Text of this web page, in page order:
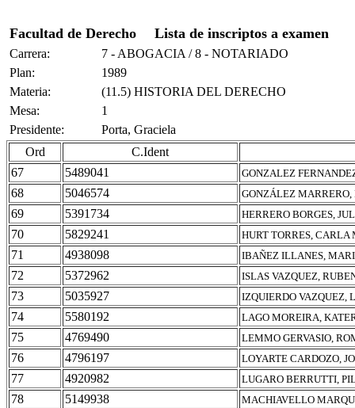
Facultad de Derecho Lista de inscriptos a examen
Carrera:
7 - ABOGACIA / 8 - NOTARIADO
Plan:
1989
Materia:
(11.5) HISTORIA DEL DERECHO
Mesa:
1
Presidente:
Porta, Graciela
Ord
C.Ident
67
5489041 GONZALEZ
68 5046574 GONZÁLEZ
69 5391734 HERRERO BORGES,
70 5829241 HURT TORRES, CARLA
71 4938098 IBAÑEZ ILLANES,
72 5372962 ISLAS VAZQUEZ,
73 5035927 IZQUIERDO VAZQUEZ,
74 5580192 LAGO MOREIRA,
75 4769490 LEMMO GERVASIO,
76 4796197 LOYARTE CARDOZO,
77 4920982 LUGARO BERRUTTI,
78 5149938 MACHIAVELLO